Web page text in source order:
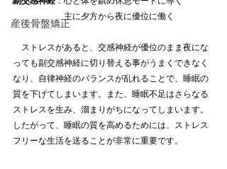
産後骨盤矯正
主に夕方から夜に優位に働く
ストレスがあると、交感神経が優位のまま夜にな
っても副交感神経に切り替える事がうまくできなく
なり、自律神経のバランスが乱れることで、睡眠の
質を下げてしまいます。また、睡眠不足はさらなる
ストレスを生み、溜まりがちになってしまいます。
したがって、睡眠の質を高めるためには、ストレス
フリーな生活を送ることが非常に重要です。